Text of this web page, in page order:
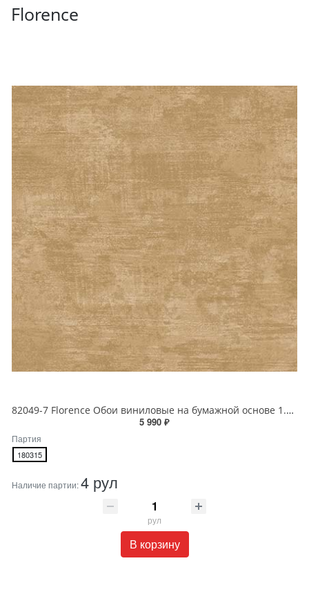
Florence
82049-7 Florence Обои виниловые на бумажной основе 1.06*15.6
5 990 ₽
Партия
180315
Наличие партии:4 рул
рул
В корзину